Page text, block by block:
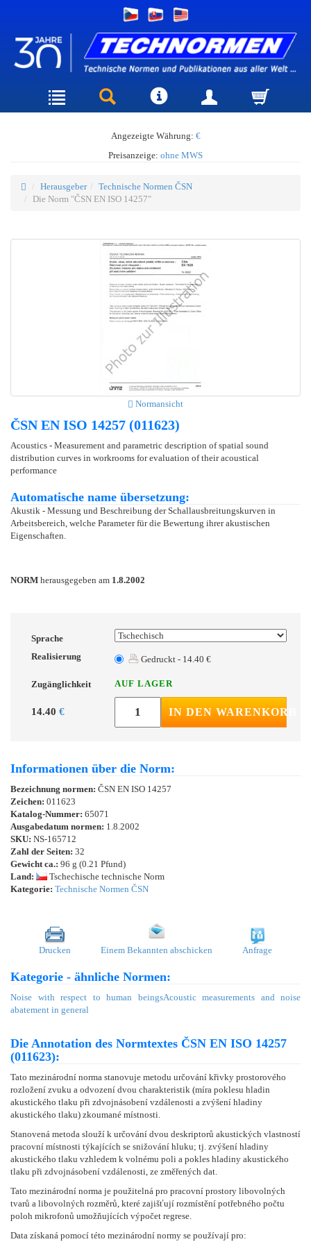
Angezeigte Währung: €
Preisanzeige: ohne MWS
Herausgeber
Technische Normen ČSN
Die Norm "ČSN EN ISO 14257"
Normansicht
ČSN EN ISO 14257 (011623)
Acoustics - Measurement and parametric description of spatial sound
distribution curves in workrooms for evaluation of their acoustical
performance
Automatische name übersetzung:
Akustik - Messung und Beschreibung der Schallausbreitungskurven in
Arbeitsbereich, welche Parameter für die Bewertung ihrer akustischen
Eigenschaften.
NORM herausgegeben am 1.8.2002
Sprache
Realisierung
Gedruckt - 14.40 €
Zugänglichkeit AUF LAGER
14.40 € IN DEN WARENKORB
Informationen über die Norm:
Bezeichnung normen: ČSN EN ISO 14257
Zeichen: 011623
Katalog-Nummer: 65071
Ausgabedatum normen: 1.8.2002
SKU: NS-165712
Zahl der Seiten: 32
Gewicht ca.: 96 g (0.21 Pfund)
Land:
Tschechische technische Norm
Kategorie: Technische Normen ČSN
Drucken Einem Bekannten abschicken Anfrage
Kategorie - ähnliche Normen:
Noise with respect to human beingsAcoustic measurements and noise
abatement in general
Die Annotation des Normtextes ČSN EN ISO 14257
(011623):
Tato mezinárodní norma stanovuje metodu určování křivky prostorového
rozložení zvuku a odvození dvou charakteristik (míra poklesu hladin
akustického tlaku při zdvojnásobení vzdálenosti a zvýšení hladiny
akustického tlaku) zkoumané místnosti.
Stanovená metoda slouží k určování dvou deskriptorů akustických vlastností
pracovní místnosti týkajících se snižování hluku; tj. zvýšení hladiny
akustického tlaku vzhledem k volnému poli a pokles hladiny akustického
tlaku při zdvojnásobení vzdálenosti, ze změřených dat.
Tato mezinárodní norma je použitelná pro pracovní prostory libovolných
tvarů a libovolných rozměrů, které zajišťují rozmístění potřebného počtu
poloh mikrofonů umožňujících výpočet regrese.
Data získaná pomocí této mezinárodní normy se používají pro: